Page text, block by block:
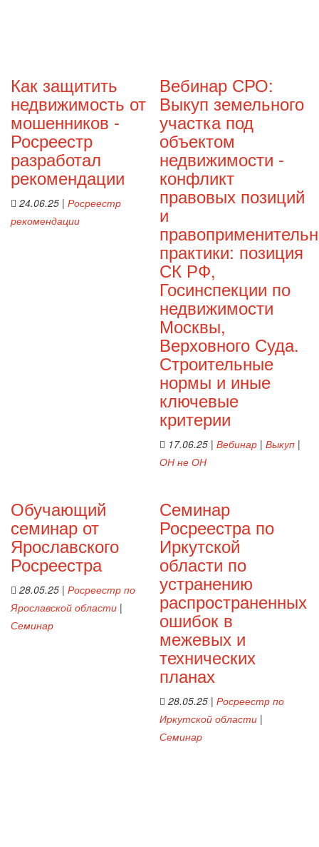
Как защитить
недвижимость от
мошенников -
Росреестр
разработал
рекомендации
24.06.25 | Росреестр
рекомендации
Вебинар СРО:
Выкуп земельного
участка под
объектом
недвижимости -
конфликт
правовых позиций
и
практики: позиция
СК РФ,
Госинспекции по
недвижимости
Москвы,
Верховного Суда.
Строительные
нормы и иные
ключевые
критерии
17.06.25| Вебинар| Выкуп|
ОН не ОН
Обучающий
семинар от
Ярославского
Росреестра
28.05.25 | Росреестр по
Ярославской области |
Семинар
Семинар
Росреестра по
Иркутской
области по
устранению
распространенных
ошибок в
межевых и
технических
планах
28.05.25| Росреестр по
Иркутской области|
Семинар